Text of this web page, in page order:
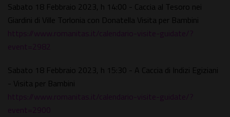
Sabato 18 Febbraio 2023, h 14:00 - Caccia al Tesoro nei
Giardini di Ville Torlonia con Donatella Visita per Bambini
https://www.romanitas.it/calendario-visite-guidate/?
event=2982
Sabato 18 Febbraio 2023, h 15:30 - A Caccia di Indizi Egiziani
- Visita per Bambini
https://www.romanitas.it/calendario-visite-guidate/?
event=2900